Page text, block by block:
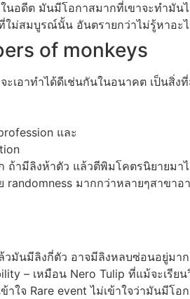
นอดีต มันมีโอกาสมากที่เขาจะทำมั
ม่สมบูรณ์นั้น อันตรายกว่าไม่รู้หาอะไ
of monkeys
ะเอาทำได้ดีเช่นกันในอนาคต เป็นสิ่
และ
ถ้ามีลิงห้าตัว แล้วตีพิมโคตรนิยายม
randomness มากกว่าหลายๆสาขา
มันมีลิงกี่ตัว อาจมีลิงหลบซ่อนอยู่มา
– เหมือน Nero Tulip ที่แม้จะเรี
าใจ Rare event ไม่เข้าใจว่ามันมี